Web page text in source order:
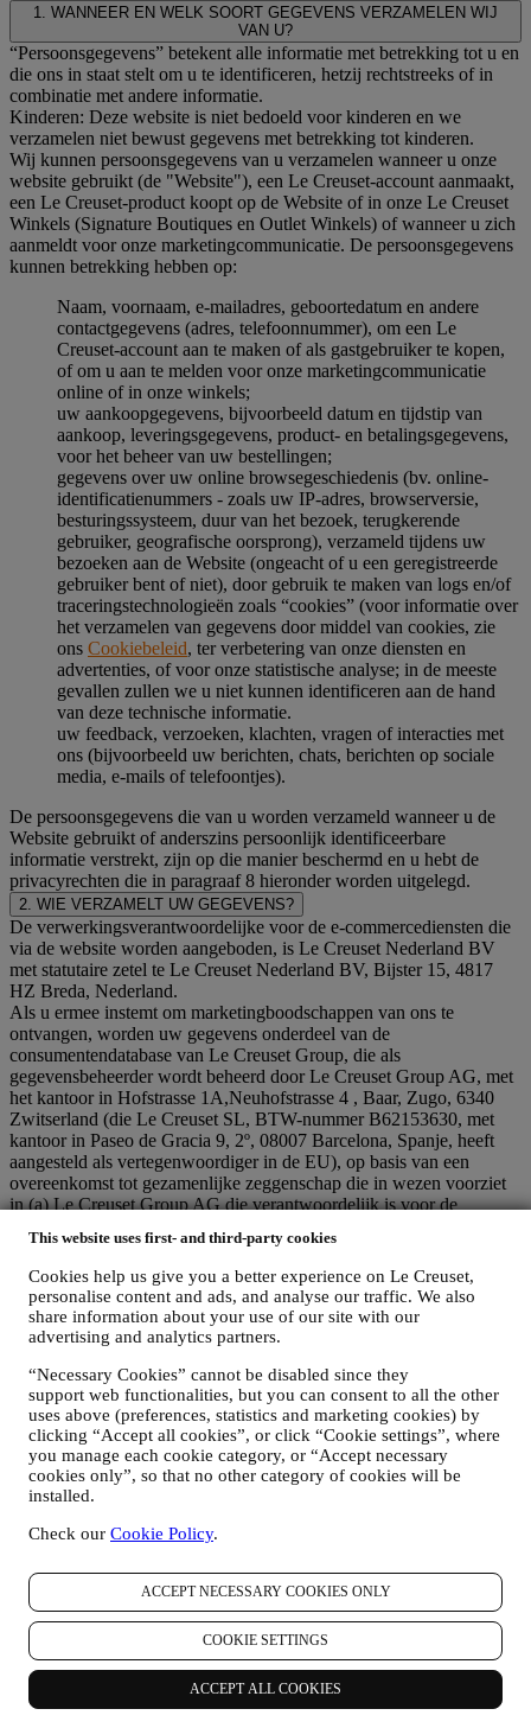
This website uses first- and third-party cookies
Cookies help us give you a better experience on Le Creuset,
personalise content and ads, and analyse our traffic. We also
share information about your use of our site with our
advertising and analytics partners.
“Necessary Cookies” cannot be disabled since they
support web functionalities, but you can consent to all the other
uses above (preferences, statistics and marketing cookies) by
clicking “Accept all cookies”, or click “Cookie settings”, where
you manage each cookie category, or “Accept necessary
cookies only”, so that no other category of cookies will be
installed.
Check our Cookie Policy.
ACCEPT NECESSARY COOKIES ONLY
COOKIE SETTINGS
ACCEPT ALL COOKIES
1. WANNEER EN WELK SOORT GEGEVENS VERZAMELEN WIJ
VAN U?
“Persoonsgegevens” betekent alle informatie met betrekking tot u en
die ons in staat stelt om u te identificeren, hetzij rechtstreeks of in
combinatie met andere informatie.
Kinderen: Deze website is niet bedoeld voor kinderen en we
verzamelen niet bewust gegevens met betrekking tot kinderen.
Wij kunnen persoonsgegevens van u verzamelen wanneer u onze
website gebruikt (de "Website"), een Le Creuset-account aanmaakt,
een Le Creuset-product koopt op de Website of in onze Le Creuset
Winkels (Signature Boutiques en Outlet Winkels) of wanneer u zich
aanmeldt voor onze marketingcommunicatie. De persoonsgegevens
kunnen betrekking hebben op:
Naam, voornaam, e-mailadres, geboortedatum en andere
contactgegevens (adres, telefoonnummer), om een Le
Creuset-account aan te maken of als gastgebruiker te kopen,
of om u aan te melden voor onze marketingcommunicatie
online of in onze winkels;
uw aankoopgegevens, bijvoorbeeld datum en tijdstip van
aankoop, leveringsgegevens, product- en betalingsgegevens,
voor het beheer van uw bestellingen;
gegevens over uw online browsegeschiedenis (bv. online-
identificatienummers - zoals uw IP-adres, browserversie,
besturingssysteem, duur van het bezoek, terugkerende
gebruiker, geografische oorsprong), verzameld tijdens uw
bezoeken aan de Website (ongeacht of u een geregistreerde
gebruiker bent of niet), door gebruik te maken van logs en/of
traceringstechnologieën zoals “cookies” (voor informatie over
het verzamelen van gegevens door middel van cookies, zie
ons Cookiebeleid, ter verbetering van onze diensten en
advertenties, of voor onze statistische analyse; in de meeste
gevallen zullen we u niet kunnen identificeren aan de hand
van deze technische informatie.
uw feedback, verzoeken, klachten, vragen of interacties met
ons (bijvoorbeeld uw berichten, chats, berichten op sociale
media, e-mails of telefoontjes).
De persoonsgegevens die van u worden verzameld wanneer u de
Website gebruikt of anderszins persoonlijk identificeerbare
informatie verstrekt, zijn op die manier beschermd en u hebt de
privacyrechten die in paragraaf 8 hieronder worden uitgelegd.
2. WIE VERZAMELT UW GEGEVENS?
De verwerkingsverantwoordelijke voor de e-commercediensten die
via de website worden aangeboden, is Le Creuset Nederland BV
met statutaire zetel te Le Creuset Nederland BV, Bijster 15, 4817
HZ Breda, Nederland.
Als u ermee instemt om marketingboodschappen van ons te
ontvangen, worden uw gegevens onderdeel van de
consumentendatabase van Le Creuset Group, die als
gegevensbeheerder wordt beheerd door Le Creuset Group AG, met
het kantoor in Hofstrasse 1A,Neuhofstrasse 4 , Baar, Zugo, 6340
Zwitserland (die Le Creuset SL, BTW-nummer B62153630, met
kantoor in Paseo de Gracia 9, 2º, 08007 Barcelona, Spanje, heeft
aangesteld als vertegenwoordiger in de EU), op basis van een
overeenkomst tot gezamenlijke zeggenschap die in wezen voorziet
in (a) Le Creuset Group AG die verantwoordelijk is voor de
gepersonaliseerde klantervaring; (b) lokale Le Creuset-entiteiten die
profiteren van deze strategie en deze uitvoeren, alsmede
onafhankelijk marketingcommunicatie/initiatieven ontwikkelen op
lokaal niveau (binnen een bepaald land); (c) beide gezamenlijk
beheerders die nodig zijn om de verzoeken van uw betrokkene om
3. WAAROM VERZAMELEN WIJ DEZE GEGEVENS?
Wij kunnen uw gegevens verwerken voor de volgende doeleinden:
VOOR ONZE WETTELIJKE VERPLICHTINGEN
Mogelijk moeten we bepaalde gegevens over u verwerken om
te voldoen aan onze wettelijke verplichtingen en andere
verplichtingen die voortvloeien uit instructies van de overheid.
OM EEN LE CREUSET-ACCOUNT AAN TE MAKEN
We zullen uw gegevens gebruiken om een Le Creuset-
account aan te maken die u toegang geeft tot een reeks
voordelen voor geregistreerde gebruikers, om beter te kunnen
genieten van onze diensten, zoals sneller afrekenen, meerdere
verzendadressen opslaan, bestellingen bekijken en volgen.
Elke verwerkingsactiviteit is vereist om ons in staat te stellen
deze diensten aan u als Le Creuset-accounthouder te leveren.
OM UW BESTELLINGEN TE BEHEREN EN OM ONZE